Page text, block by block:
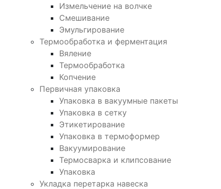
Измельчение на волчке
Смешивание
Эмульгирование
Термообработка и ферментация
Вяление
Термообработка
Копчение
Первичная упаковка
Упаковка в вакуумные пакеты
Упаковка в сетку
Этикетирование
Упаковка в термоформер
Вакуумирование
Термосварка и клипсование
Упаковка
Укладка перетарка навеска